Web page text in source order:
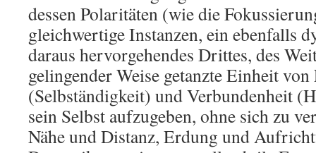
dessen Polaritäten (wie die
gleichwertige Instanzen, ein ebenfalls
daraus hervorgehendes Drittes, des
gelingender Weise getanzte Einheit
(Selbständigkeit) und Verbundenheit
sein Selbst aufzugeben, ohne sich zu
Nähe und Distanz, Erdung und